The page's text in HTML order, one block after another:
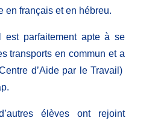
en français et en hébreu.
est parfaitement apte à se
transports en commun et a
d’Aide par le Travail)
élèves ont rejoint